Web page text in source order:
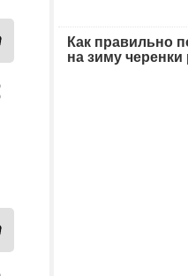
Как правильно
на зиму черенки